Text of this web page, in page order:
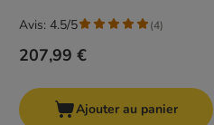
207,99 €
Avis: 4.5/5 (4)
Ajouter au panier